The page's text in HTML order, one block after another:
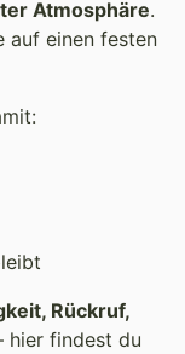
Atmosphäre.
auf einen festen
Rückruf,
hier findest du